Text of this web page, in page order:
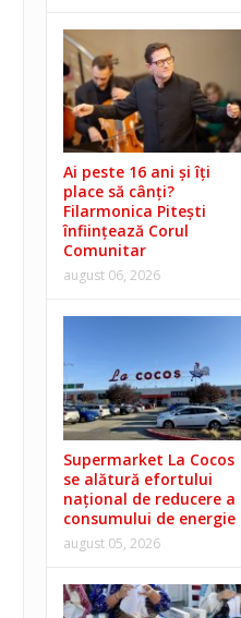
Ai peste 16 ani și îți
place să cânți?
Filarmonica Pitești
înființează Corul
Comunitar
august 06, 2026
Supermarket La Cocos
se alătură efortului
național de reducere a
consumului de energie
august 05, 2026